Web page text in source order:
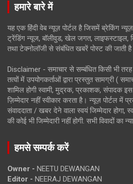
हमारे बारे में
यह एक हिंदी वेब न्यूज़ पोर्टल है जिसमें ब्रेकिंग
ट्रेंडिंग न्यूज, बॉलीवुड, खेल जगत, लाइफस्टाइल,
तथा टेक्नोलॉजी से संबंधित खबरें पोस्ट की जाती
Disclaimer - समाचार से सम्बंधित किसी भी
तत्वों में उपयोगकर्ताओं द्वारा प्रस्तुत सामग्री (
शामिल होगी स्वामी, मुद्रक, प्रकाशक, संपादक
ज़िम्मेदार नहीं स्वीकार करता है। न्यूज़ पोर्टल में
संवाददाता / खबर देने वाला स्वयं जिम्मेदार
की कोई भी जिम्मेदारी नहीं होगी. सभी विवादों का
हमसे सम्पर्क करें
Owner - NEETU DEWANGAN
Editor - NEERAJ DEWANGAN